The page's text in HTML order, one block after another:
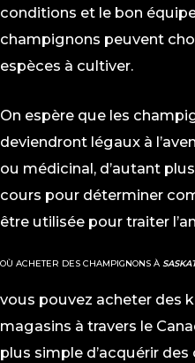
conditions et le bon
champignons peuvent
espèces à cultiver.
On espère que les
deviendront légaux à
ou médicinal, d’autant
cours pour déterminer
être utilisée pour traiter
OÙ ACHETER DES CHAMPIGNONS À
vous pouvez acheter des
magasins à travers le
plus simple d’acquérir